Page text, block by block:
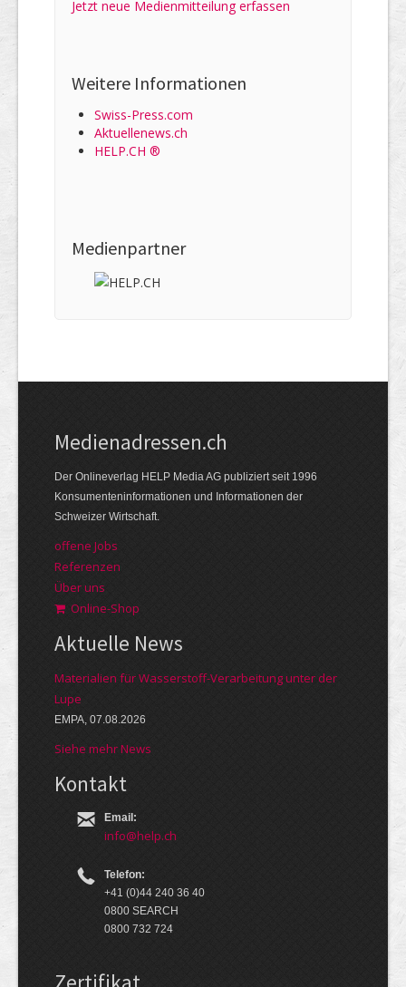
Jetzt neue Medienmitteilung erfassen
Weitere Informationen
Swiss-Press.com
Aktuellenews.ch
HELP.CH ®
Medienpartner
Medienadressen.ch
Der Onlineverlag HELP Media AG publiziert seit 1996
Konsumenteninformationen und Informationen der
Schweizer Wirtschaft.
offene Jobs
Referenzen
Über uns
Online-Shop
Aktuelle News
Materialien für Wasserstoff-Verarbeitung unter der
Lupe
EMPA, 07.08.2026
Siehe mehr News
Kontakt
Email:
info@help.ch
Telefon:
+41 (0)44 240 36 40
0800 SEARCH
0800 732 724